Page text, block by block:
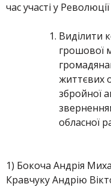
час участі у Революції
Виділити
грошової
життєвих
збройної
обласної
1) Бокоча Андрія
Кравчуку Андрію